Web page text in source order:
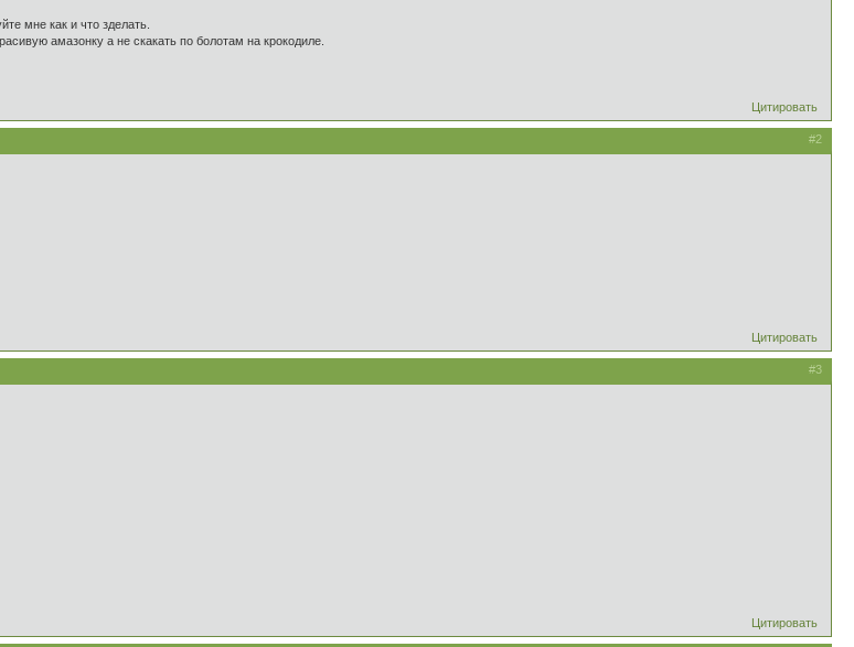
мне как и что зделать.
амазонку а не скакать по болотам на крокодиле.
Цитировать
#2
Цитировать
#3
Цитировать